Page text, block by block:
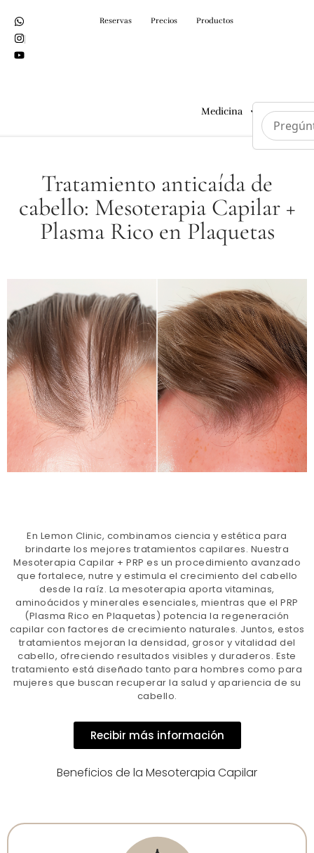
Reservas Precios Productos
Medicina Cirugías
Tratamiento anticaída de
cabello: Mesoterapia Capilar +
Plasma Rico en Plaquetas
En Lemon Clinic, combinamos ciencia y estética para
brindarte los mejores tratamientos capilares. Nuestra
Mesoterapia Capilar + PRP es un procedimiento avanzado
que fortalece, nutre y estimula el crecimiento del cabello
desde la raíz. La mesoterapia aporta vitaminas,
aminoácidos y minerales esenciales, mientras que el PRP
(Plasma Rico en Plaquetas) potencia la regeneración
capilar con factores de crecimiento naturales. Juntos, estos
tratamientos mejoran la densidad, grosor y vitalidad del
cabello, ofreciendo resultados visibles y duraderos. Este
tratamiento está diseñado tanto para hombres como para
mujeres que buscan recuperar la salud y apariencia de su
cabello.
Recibir más información
Beneficios de la Mesoterapia Capilar